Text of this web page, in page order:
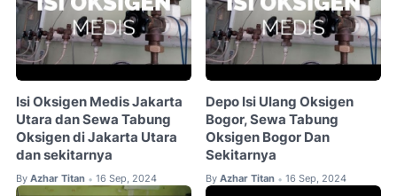
Isi Oksigen Medis Jakarta
Utara dan Sewa Tabung
Oksigen di Jakarta Utara
dan sekitarnya
By Azhar Titan • 16 Sep, 2024
Depo Isi Ulang Oksigen
Bogor, Sewa Tabung
Oksigen Bogor Dan
Sekitarnya
By Azhar Titan • 16 Sep, 2024